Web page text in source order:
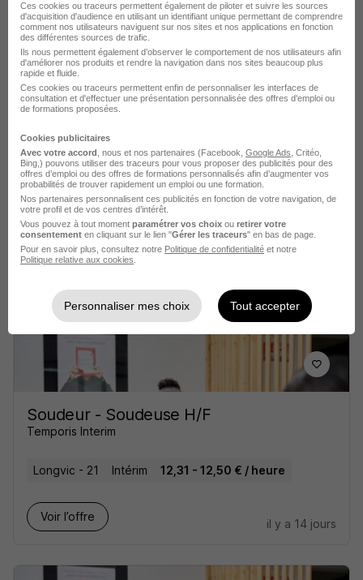
Voir l’offre
Conducteur de Travaux Maintenance
Courants Faibles H/F
Equans France
Longvic - 21 CDI
il y a 10 jours
Soudeur - Soudeuse H/F
Temporis Interim
Longvic - 21 Intérim 12,31 - 12,50 € / heure
Voir l’offre
il y a 14 jours
Ces cookies ou traceurs permettent également de piloter et suivre les sources
d'acquisition d'audience en utilisant un identifiant unique permettant de comprendre
comment nos utilisateurs naviguent sur nos sites et nos applications en fonction
des différentes sources de trafic.
Ils nous permettent également d’observer le comportement de nos utilisateurs afin
d'améliorer nos produits et rendre la navigation dans nos sites beaucoup plus
rapide et fluide.
Ces cookies ou traceurs permettent enfin de personnaliser les interfaces de
consultation et d'effectuer une présentation personnalisée des offres d'emploi ou
de formations proposées.
Cookies publicitaires
Avec votre accord , nous et nos partenaires (Facebook, Google Ads , Critéo,
Bing,) pouvons utiliser des traceurs pour vous proposer des publicités pour des
offres d’emploi ou des offres de formations personnalisés afin d’augmenter vos
probabilités de trouver rapidement un emploi ou une formation.
Nos partenaires personnalisent ces publicités en fonction de votre navigation, de
votre profil et de vos centres d’intérêt.
Vous pouvez à tout moment paramétrer vos choix ou retirer votre
consentement en cliquant sur le lien "Gérer les traceurs" en bas de page.
Pour en savoir plus, consultez notre Politique de confidentialité et notre
Politique relative aux cookies
Personnaliser mes choix Tout accepter